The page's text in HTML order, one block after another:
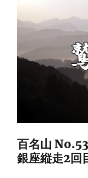
百名山
銀座縦走2回